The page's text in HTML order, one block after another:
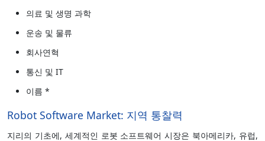
의료 및 생명 과학
운송 및 물류
회사연혁
통신 및 IT
이름 *
Robot Software Market: 지역 통찰력
지리의 기초에, 세계적인 로봇 소프트웨어 시장은 북아메리카, 유럽,